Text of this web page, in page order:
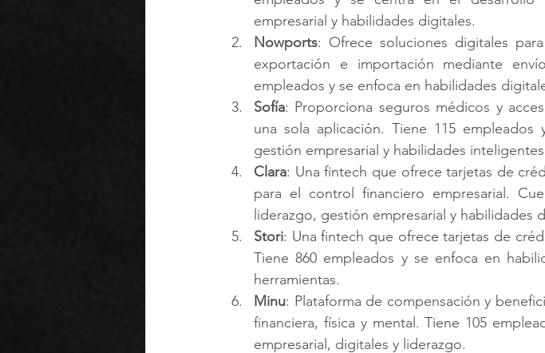
empresarial y habilidades digitales.
Nowports: Ofrece soluciones digitales
exportación e importación mediante
empleados y se enfoca en habilidades
Sofía: Proporciona seguros médicos y
una sola aplicación. Tiene 115
gestión empresarial y habilidades
Clara: Una fintech que ofrece tarjetas de
para el control financiero empresarial.
liderazgo, gestión empresarial y habilidades
Stori: Una fintech que ofrece tarjetas de
Tiene 860 empleados y se enfoca en
herramientas.
Minu: Plataforma de compensación y
financiera, física y mental. Tiene 105
empresarial, digitales y liderazgo.